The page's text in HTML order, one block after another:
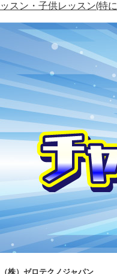
ッスン・子供レッスン(特
（株）ゼロテクノジャパン